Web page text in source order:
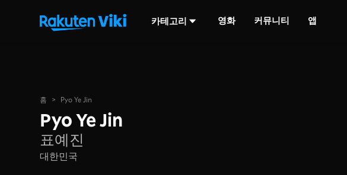
카테고리 영화 커뮤니티 앱
홈 > Pyo Ye Jin
Pyo Ye Jin
표예진
대한민국